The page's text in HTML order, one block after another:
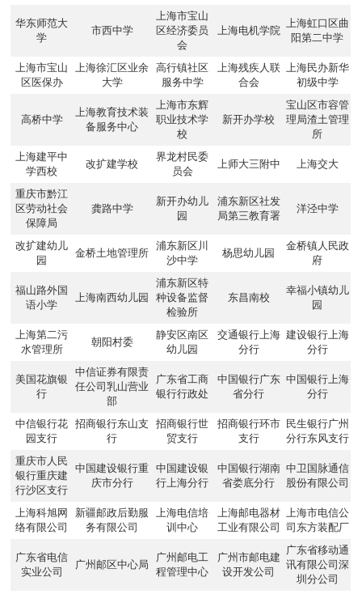
华东师范大
学
市西中学
上海市宝山
区经济委员
会
上海电机学院
上海虹口区曲
阳第二中学
上海市宝山
区医保办
上海徐汇区业余
大学
高行镇社区
服务中学
上海残疾人联
合会
上海民办新华
初级中学
高桥中学
上海教育技术装
备服务中心
上海市东辉
职业技术学
校
新开办学校
宝山区市容管
理局渣土管理
所
上海建平中
学西校
改扩建学校
界龙村民委
员会
上师大三附中 上海交大
重庆市黔江
区劳动社会
保障局
龚路中学
新开办幼儿
园
浦东新区社发
局第三教育署
洋泾中学
改扩建幼儿
园
金桥土地管理所
浦东新区川
沙中学
杨思幼儿园
金桥镇人民政
府
福山路外国
语小学
上海南西幼儿园
浦东新区特
种设备监督
检验所
东昌南校
幸福小镇幼儿
园
上海第二污
水管理所
朝阳村委
静安区南区
幼儿园
交通银行上海
分行
建设银行上海
分行
美国花旗银
行
中信证券有限责
任公司乳山营业
部
广东省工商
银行行政处
中国银行广东
省分行
中国银行上海
分行
中信银行花
园支行
招商银行东山支
行
招商银行世
贸支行
招商银行环市
支行
民生银行广州
分行东风支行
重庆市人民
银行重庆建
行沙区支行
中国建设银行重
庆市分行
中国建设银
行上海分行
中国银行湖南
省娄底分行
中卫国脉通信
股份有限公司
上海科旭网
络有限公司
新疆邮政后勤服
务有限公司
上海电信培
训中心
上海邮电器材
工业有限公司
上海市电信公
司东方装配厂
广东省电信
实业公司
广州邮区中心局
广州邮电工
程管理中心
广州市邮电建
设开发公司
广东省移动通
讯有限公司深
圳分公司